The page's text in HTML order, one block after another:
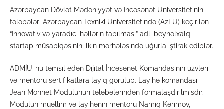
Universitet həyatı
ADMIU Sİ
Azərbaycan Dövlət Mədəniyyət və İncəsənət Universitetinin
tələbələri Azərbaycan Texniki Universitetində (AzTU) keçirilən
“İnnovativ və yaradıcı həllərin tapılması” adlı beynəlxalq
startap müsabiqəsinin ilkin mərhələsində uğurla iştirak ediblər.
ADMİU-nu təmsil edən Dijital İncəsənət Komandasının üzvləri
və mentoru sertifikatlara layiq görülüb. Layihə komandası
Jean Monnet Modulunun tələbələrindən formalaşdırılmışdır.
Modulun müəllim və layihənin mentoru Namiq Kərimov,